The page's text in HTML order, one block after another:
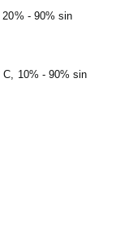
20% - 90% sin
C, 10% - 90% sin